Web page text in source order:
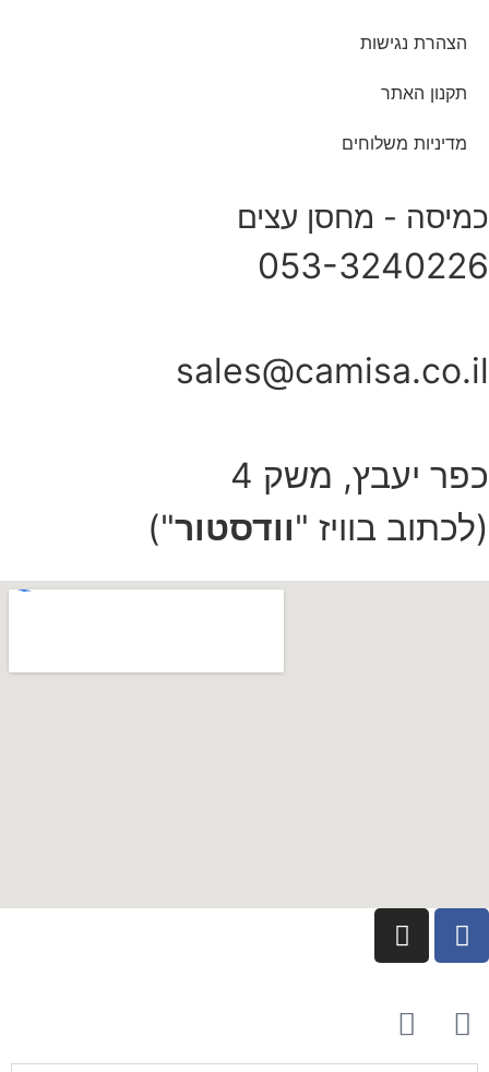
הצהרת נגישות
תקנון האתר
מדיניות משלוחים
כמיסה - מחסן עצים
053-3240226
sales@camisa.co.il
כפר יעבץ, משק 4
(לכתוב בוויז "וודסטור")